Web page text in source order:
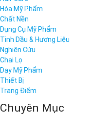
Hóa Mỹ Phẩm
Chất Nền
Dụng Cụ Mỹ Phẩm
Tinh Dầu & Hương Liệu
Nghiên Cứu
Chai Lọ
Dạy Mỹ Phẩm
Thiết Bị
Trang Điểm
Chuyên Mục